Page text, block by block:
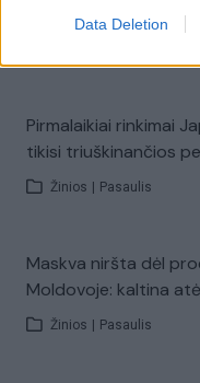
Data Deletion
klausimu: V.
Pirmalaikiai rinkimai
tikisi triuškinančios
Žinios Pasaulis
Maskva niršta dėl
Moldovoje: kaltina
Žinios Pasaulis